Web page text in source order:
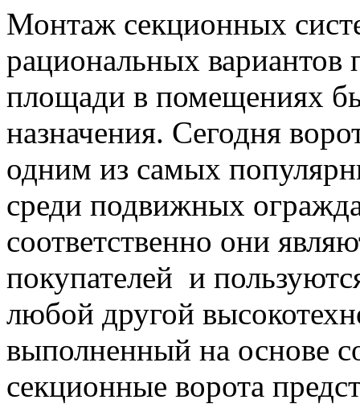
Монтаж секционных
рациональных
площади в помещениях
назначения. Сегодня
одним из самых
среди подвижных
соответственно они
покупателей и
любой другой
выполненный на основе
секционные ворота